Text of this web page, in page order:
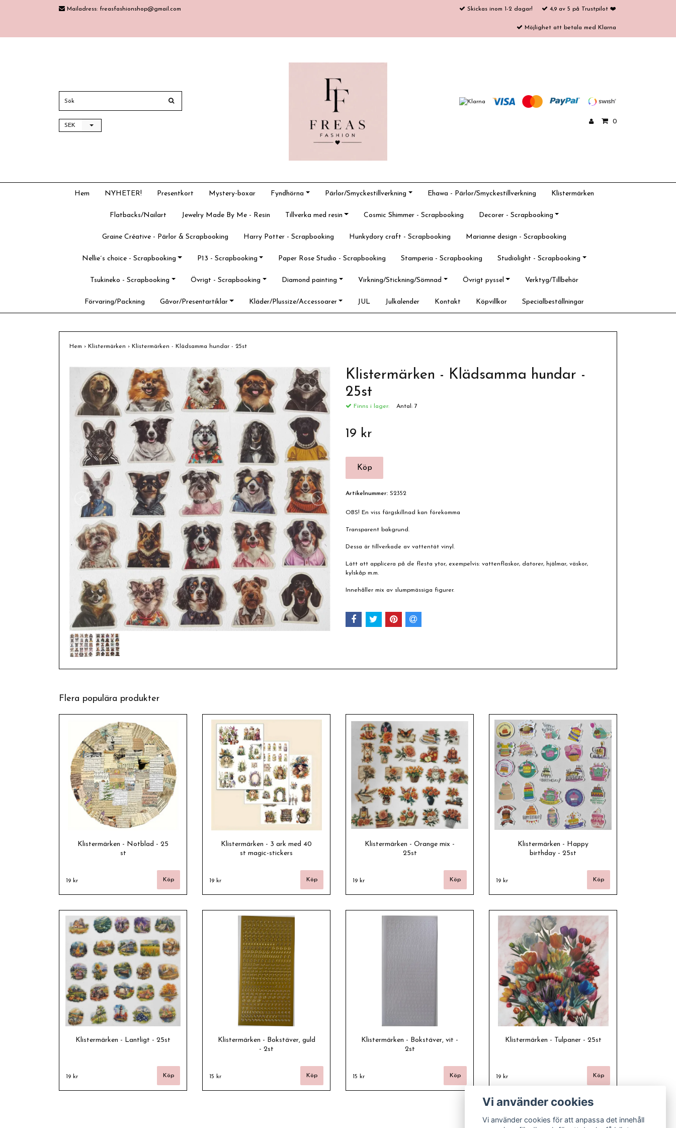
Mailadress: freasfashionshop@gmail.com Skickas inom 1-2 dagar! 4,9 av 5 på Trustpilot ❤️
Möjlighet att betala med Klarna
SEK 0
Hem NYHETER! Presentkort Mystery-boxar Fyndhörna Pärlor/Smyckestillverkning Ehawa - Pärlor/Smyckestillverkning Klistermärken
Flatbacks/Nailart Jewelry Made By Me - Resin Tillverka med resin Cosmic Shimmer - Scrapbooking Decorer - Scrapbooking
Graine Créative - Pärlor & Scrapbooking Harry Potter - Scrapbooking Hunkydory craft - Scrapbooking Marianne design - Scrapbooking
Nellie´s choice - Scrapbooking P13 - Scrapbooking Paper Rose Studio - Scrapbooking Stamperia - Scrapbooking Studiolight - Scrapbooking
Tsukineko - Scrapbooking Övrigt - Scrapbooking Diamond painting Virkning/Stickning/Sömnad Övrigt pyssel Verktyg/Tillbehör
Förvaring/Packning Gåvor/Presentartiklar Kläder/Plussize/Accessoarer JUL Julkalender Kontakt Köpvillkor Specialbeställningar
Hem › Klistermärken › Klistermärken - Klädsamma hundar - 25st
Klistermärken - Klädsamma hundar -
25st
Finns i lager: Antal: 7
19 kr
Artikelnummer: S2352
OBS! En viss färgskillnad kan förekomma
Transparent bakgrund.
Dessa är tillverkade av vattentät vinyl.
Lätt att applicera på de flesta ytor, exempelvis: vattenflaskor, datorer, hjälmar, väskor,
kylskåp m.m.
Innehåller mix av slumpmässiga figurer.
Flera populära produkter
Klistermärken - Notblad - 25
st
19 kr
Klistermärken - 3 ark med 40
st magic-stickers
19 kr
Klistermärken - Orange mix -
25st
19 kr
Klistermärken - Happy
birthday - 25st
19 kr
Klistermärken - Lantligt - 25st
19 kr
Klistermärken - Bokstäver, guld
- 2st
15 kr
Klistermärken - Bokstäver, vit -
2st
15 kr
Klistermärken - Tulpaner - 25st
19 kr
Vi använder cookies
Vi använder cookies för att anpassa det innehåll